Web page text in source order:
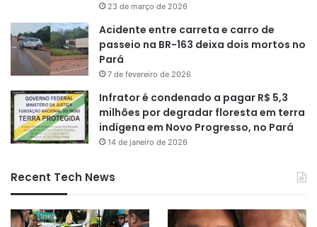
23 de março de 2026
Acidente entre carreta e carro de
passeio na BR-163 deixa dois mortos no
Pará
7 de fevereiro de 2026
Infrator é condenado a pagar R$ 5,3
milhões por degradar floresta em terra
indígena em Novo Progresso, no Pará
14 de janeiro de 2026
Recent Tech News